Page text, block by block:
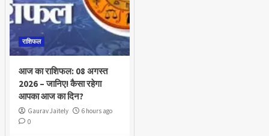
राशिफल
आज का राशिफल: 08 अगस्त
2026 – जानिए! कैसा रहेगा
आपका आज का दिन?
Gaurav Jaitely
6 hours ago
0